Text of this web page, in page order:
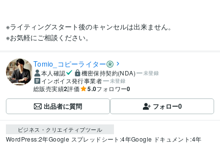
※ライティングスタート後のキャンセルは出来ません。
※お気軽にご相談ください。
Tomio_コピーライター
本人確認 機密保持契約(NDA) 未登録
インボイス発行事業者 未登録
総販売実績2評価 5.0フォロワー0
出品者に質問 フォロー0
ビジネス・クリエイティブツール
WordPress:2年Google スプレッドシート:4年Google ドキュメント:4年